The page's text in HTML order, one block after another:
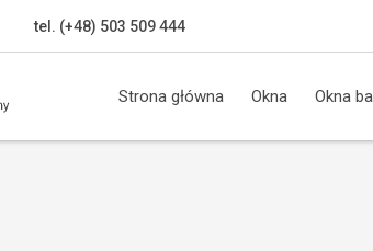
tel. (+48) 503 509 444
Strona główna Okna Okna